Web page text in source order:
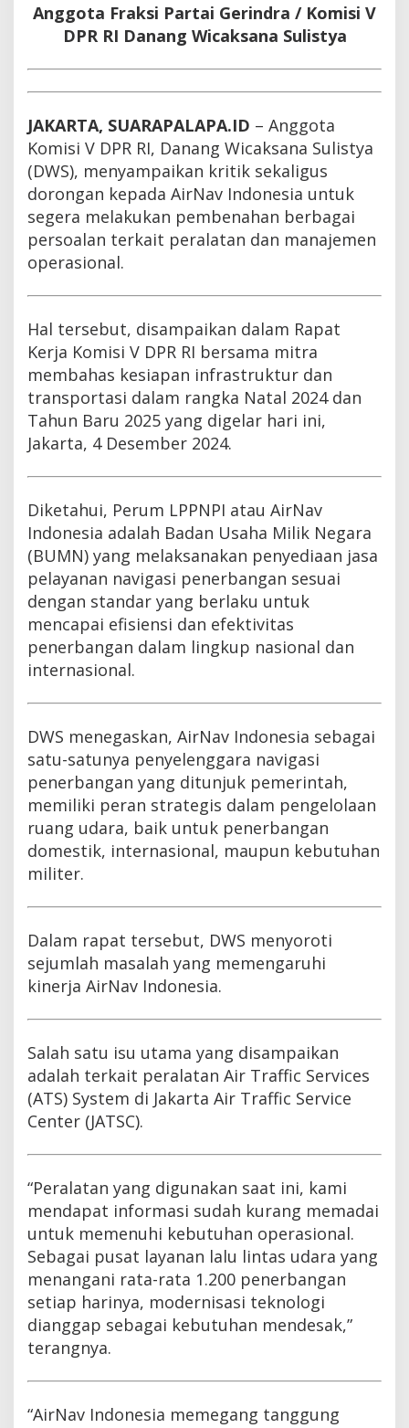
Anggota Fraksi Partai Gerindra / Komisi V
DPR RI Danang Wicaksana Sulistya
JAKARTA, SUARAPALAPA.ID – Anggota
Komisi V DPR RI, Danang Wicaksana Sulistya
(DWS), menyampaikan kritik sekaligus
dorongan kepada AirNav Indonesia untuk
segera melakukan pembenahan berbagai
persoalan terkait peralatan dan manajemen
operasional.
Hal tersebut, disampaikan dalam Rapat
Kerja Komisi V DPR RI bersama mitra
membahas kesiapan infrastruktur dan
transportasi dalam rangka Natal 2024 dan
Tahun Baru 2025 yang digelar hari ini,
Jakarta, 4 Desember 2024.
Diketahui, Perum LPPNPI atau AirNav
Indonesia adalah Badan Usaha Milik Negara
(BUMN) yang melaksanakan penyediaan jasa
pelayanan navigasi penerbangan sesuai
dengan standar yang berlaku untuk
mencapai efisiensi dan efektivitas
penerbangan dalam lingkup nasional dan
internasional.
DWS menegaskan, AirNav Indonesia sebagai
satu-satunya penyelenggara navigasi
penerbangan yang ditunjuk pemerintah,
memiliki peran strategis dalam pengelolaan
ruang udara, baik untuk penerbangan
domestik, internasional, maupun kebutuhan
militer.
Dalam rapat tersebut, DWS menyoroti
sejumlah masalah yang memengaruhi
kinerja AirNav Indonesia.
Salah satu isu utama yang disampaikan
adalah terkait peralatan Air Traffic Services
(ATS) System di Jakarta Air Traffic Service
Center (JATSC).
“Peralatan yang digunakan saat ini, kami
mendapat informasi sudah kurang memadai
untuk memenuhi kebutuhan operasional.
Sebagai pusat layanan lalu lintas udara yang
menangani rata-rata 1.200 penerbangan
setiap harinya, modernisasi teknologi
dianggap sebagai kebutuhan mendesak,”
terangnya.
“AirNav Indonesia memegang tanggung